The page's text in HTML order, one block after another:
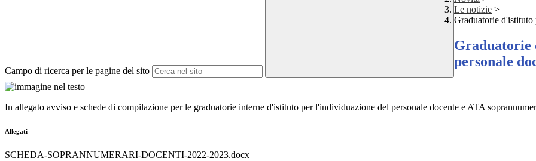
Campo di ricerca per le pagine del sito
Le notizie >
Graduatorie d'istituto
Graduatorie
personale
In allegato avviso e schede di compilazione per le graduatorie interne d'istituto per l'individuazione del personale docente e ATA
Allegati
SCHEDA-SOPRANNUMERARI-DOCENTI-2022-2023.docx